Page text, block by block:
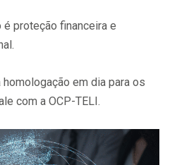
proteção financeira e
em dia para os
com a OCP-TELI.